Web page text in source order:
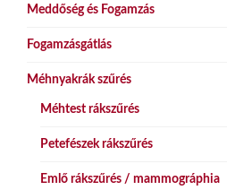
Meddőség és Fogamzás
Fogamzásgátlás
Méhnyakrák szűrés
Méhtest rákszűrés
Petefészek rákszűrés
Emlő rákszűrés / mammográphia